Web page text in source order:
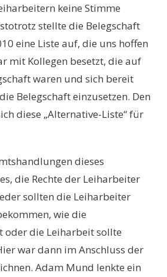
keine Stimme
stellte die Belegschaft
eine Liste auf, die uns hoffen
mit Kollegen besetzt, die auf
waren und sich bereit
Belegschaft einzusetzen. Den
diese „Alternative-Liste“ für
dieses
die Rechte der Leiharbeiter
sollten die Leiharbeiter
wie die
oder die Leiharbeit sollte
war dann im Anschluss der
Adam Mund lenkte ein